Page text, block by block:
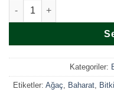
Hindistan Cevizi Yağı adet
Kategoriler:
Etiketler: Ağaç Baharat